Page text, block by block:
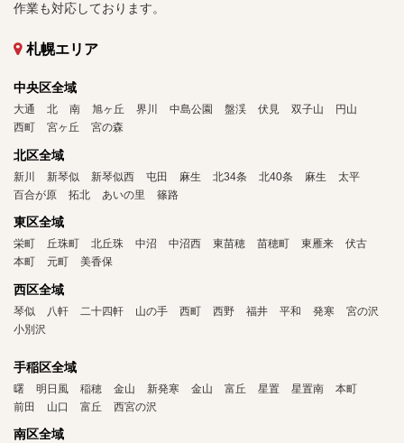
作業も対応しております。
札幌エリア
中央区全域
大通 北 南 旭ヶ丘 界川 中島公園 盤渓 伏見 双子山
円山
西町
宮ヶ丘 宮の森
北区全域
新川 新琴似 新琴似西 屯田 麻生 北34条 北40条 麻生
太平
百合が原
拓北 あいの里 篠路
東区全域
栄町 丘珠町 北丘珠 中沼 中沼西 東苗穂 苗穂町 東雁来
伏古
本町
元町 美香保
西区全域
琴似 八軒 二十四軒 山の手 西町 西野 福井 平和 発寒
宮の沢
小別沢
手稲区全域
曙 明日風 稲穂 金山 新発寒 金山 富丘 星置 星置南
本町
前田
山口 富丘 西宮の沢
南区全域